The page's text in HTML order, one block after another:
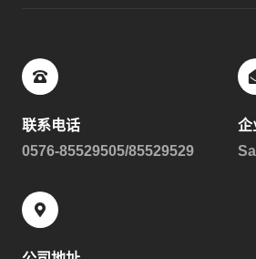
联系电话
0576-85529505/85529529
企